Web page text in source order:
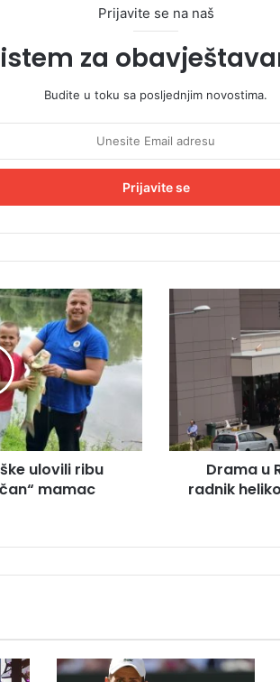
Prijavite se na naš
za
Budite u toku sa posljednjim novostima.
ulovili ribu
mamac
D
r
T
k
v
r
i
Drama u
radnik